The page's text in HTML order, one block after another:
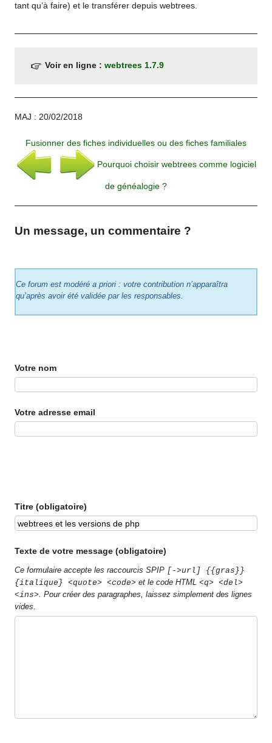
tant qu’à faire) et le transférer depuis webtrees.
Voir en ligne :webtrees 1.7.9
MAJ : 20/02/2018
Fusionner des fiches individuelles ou des fiches familiales
Pourquoi choisir webtrees comme logiciel
de généalogie ?
Un message, un commentaire ?
Ce forum est modéré a priori : votre contribution n’apparaîtra
qu’après avoir été validée par les responsables.
Votre nom
Votre adresse email
Titre (obligatoire)
Texte de votre message (obligatoire)
Ce formulaire accepte les raccourcis SPIP [->url] {{gras}}
{italique} <quote> <code> et le code HTML<q> <del>
<ins> . Pour créer des paragraphes, laissez simplement des lignes
vides.